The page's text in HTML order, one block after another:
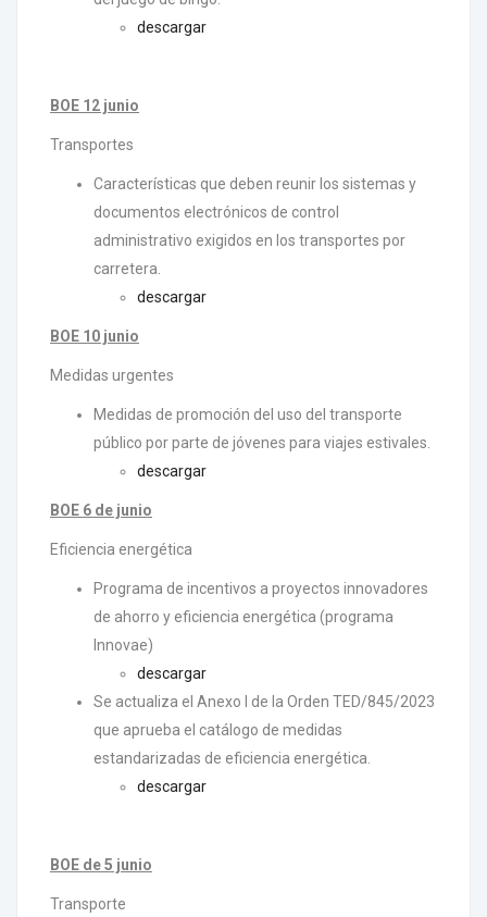
descargar
BOE 12 junio
Transportes
Características que deben reunir los sistemas y
documentos electrónicos de control
administrativo exigidos en los transportes por
carretera.
descargar
BOE 10 junio
Medidas urgentes
Medidas de promoción del uso del transporte
público por parte de jóvenes para viajes estivales.
descargar
BOE 6 de junio
Eficiencia energética
Programa de incentivos a proyectos innovadores
de ahorro y eficiencia energética (programa
Innovae)
descargar
Se actualiza el Anexo I de la Orden TED/845/2023
que aprueba el catálogo de medidas
estandarizadas de eficiencia energética.
descargar
BOE de 5 junio
Transporte